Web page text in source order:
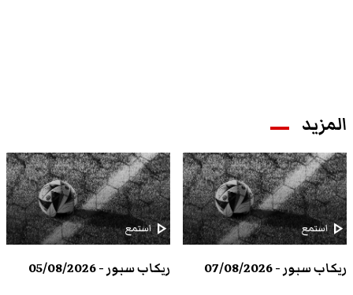
المزيد
play_arrowاستمع
ريكاب سبور - 07/08/2026
play_arrowاستمع
ريكاب سبور - 05/08/2026